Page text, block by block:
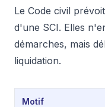
Le Code civil
d'une SCI. Elles
démarches, mais
liquidation.
Motif